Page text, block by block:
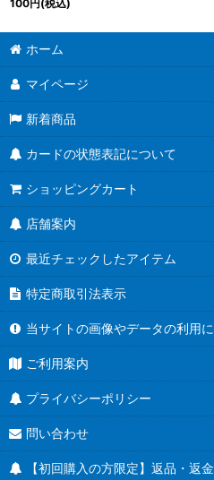
SEC】{CB33-010}
100円(税込)
ホーム
マイページ
新着商品
カードの状態表記について
ショッピングカート
店舗案内
最近チェックしたアイテム
特定商取引法表示
当サイトの画像やデータの利用
ご利用案内
プライバシーポリシー
問い合わせ
【初回購入の方限定】返品・返